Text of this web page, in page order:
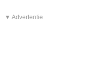
▼ Advertentie